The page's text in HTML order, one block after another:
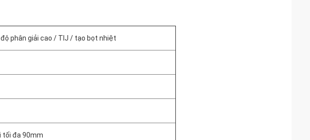
phân giải cao / TIJ / tạo bọt nhiệt
tối đa 90mm